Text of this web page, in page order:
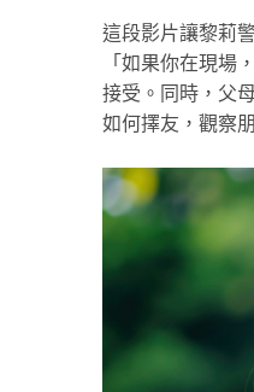
這段影片讓黎莉
「如果你在現場
接受。同時，父
如何擇友，觀察